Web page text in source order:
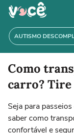
AUTISMO
Como
carro? Tire
Seja para
saber como
confortável e